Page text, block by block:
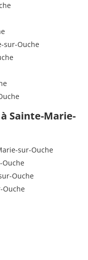
sur-Ouche
Sainte-Marie-
sur-Ouche
Ouche
Ouche
Ouche